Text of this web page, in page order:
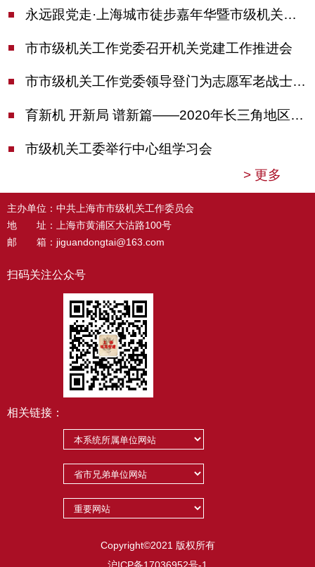
永远跟党走·上海城市徒步嘉年华暨市级机关运动会开幕
市市级机关工作党委召开机关党建工作推进会
市市级机关工作党委领导登门为志愿军老战士佩戴纪念章
育新机 开新局 谱新篇——2020年长三角地区机关党建工作研讨会在南京召开
市级机关工委举行中心组学习会
> 更多